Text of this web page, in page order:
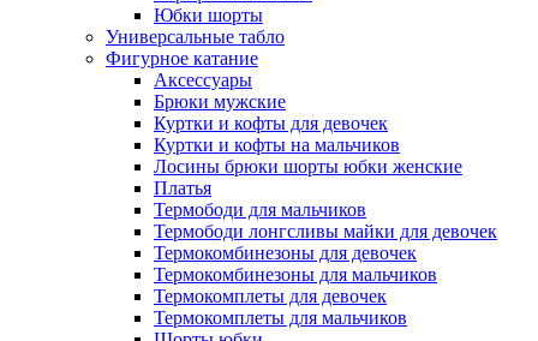
Юбки шорты
Универсальные табло
Фигурное катание
Аксессуары
Брюки мужские
Куртки и кофты для девочек
Куртки и кофты на мальчиков
Лосины брюки шорты юбки женские
Платья
Термободи для мальчиков
Термободи лонгсливы майки для девочек
Термокомбинезоны для девочек
Термокомбинезоны для мальчиков
Термокомплеты для девочек
Термокомплеты для мальчиков